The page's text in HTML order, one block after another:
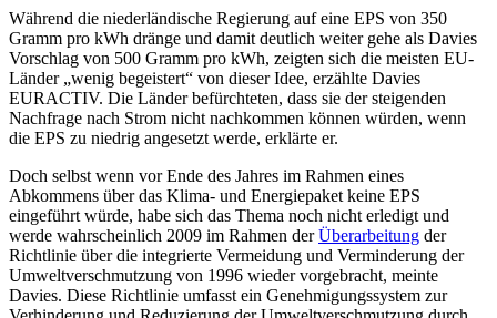
Während die niederländische Regierung auf eine EPS von 350
Gramm pro kWh dränge und damit deutlich weiter gehe als Davies
Vorschlag von 500 Gramm pro kWh, zeigten sich die meisten EU-
Länder „wenig begeistert“ von dieser Idee, erzählte Davies
EURACTIV. Die Länder befürchteten, dass sie der steigenden
Nachfrage nach Strom nicht nachkommen können würden, wenn
die EPS zu niedrig angesetzt werde, erklärte er.
Doch selbst wenn vor Ende des Jahres im Rahmen eines
Abkommens über das Klima- und Energiepaket keine EPS
eingeführt würde, habe sich das Thema noch nicht erledigt und
werde wahrscheinlich 2009 im Rahmen derÜberarbeitung der
Richtlinie über die integrierte Vermeidung und Verminderung der
Umweltverschmutzung von 1996 wieder vorgebracht, meinte
Davies. Diese Richtlinie umfasst ein Genehmigungssystem zur